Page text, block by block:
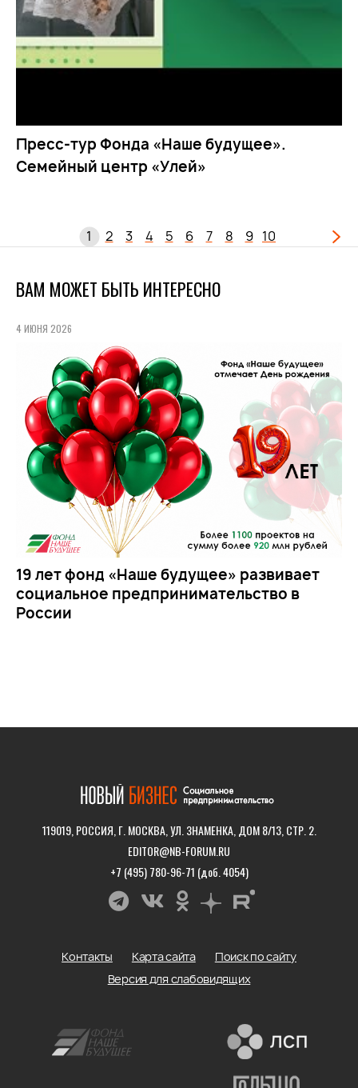
Пресс-тур Фонда «Наше будущее».
Семейный центр «Улей»
1 2 3 4 5 6 7 8 9 10
ВАМ МОЖЕТ БЫТЬ ИНТЕРЕСНО
4 ИЮНЯ 2026
19 лет фонд «Наше будущее» развивает
социальное предпринимательство в
России
119019, РОССИЯ, Г. МОСКВА, УЛ. ЗНАМЕНКА, ДОМ 8/13, СТР. 2.
EDITOR@NB-FORUM.RU
+7 (495) 780-96-71 (доб. 4054)
Контакты Карта сайта
Поиск по сайту
Версия для слабовидящих